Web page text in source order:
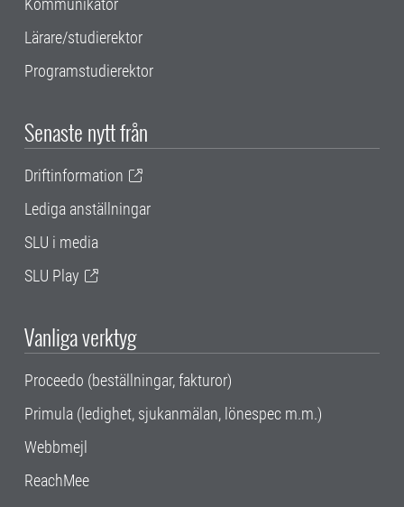
Kommunikatör
Lärare/studierektor
Programstudierektor
Senaste nytt från
Driftinformation
Lediga anställningar
SLU i media
SLU Play
Vanliga verktyg
Proceedo (beställningar, fakturor)
Primula (ledighet, sjukanmälan, lönespec m.m.)
Webbmejl
ReachMee